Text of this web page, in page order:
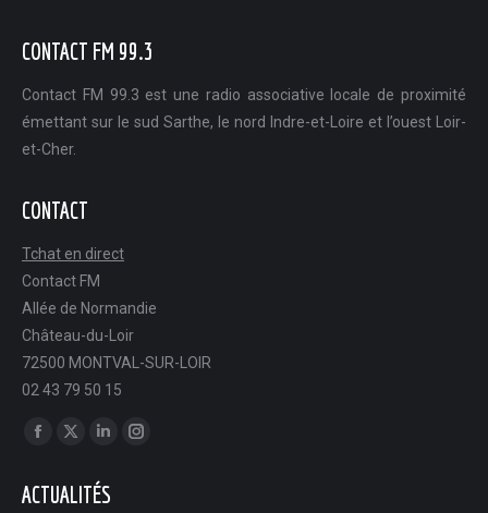
CONTACT FM 99.3
Contact FM 99.3 est une radio associative locale de proximité
émettant sur le sud Sarthe, le nord Indre-et-Loire et l’ouest Loir-
et-Cher.
CONTACT
Tchat en direct
Contact FM
Allée de Normandie
Château-du-Loir
72500 MONTVAL-SUR-LOIR
02 43 79 50 15
Trouvez nous sur :
Facebook
opens
X
opens
LinkedIn
opens
Instagram
ACTUALITÉS